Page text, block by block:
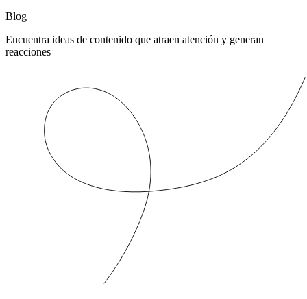
Blog
Encuentra ideas de contenido que atraen atención y generan
reacciones